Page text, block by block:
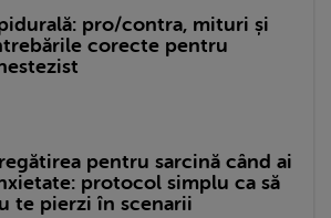
pro/contra, mituri și
corecte pentru
pentru sarcină când ai
protocol simplu ca să
te pierzi în scenarii